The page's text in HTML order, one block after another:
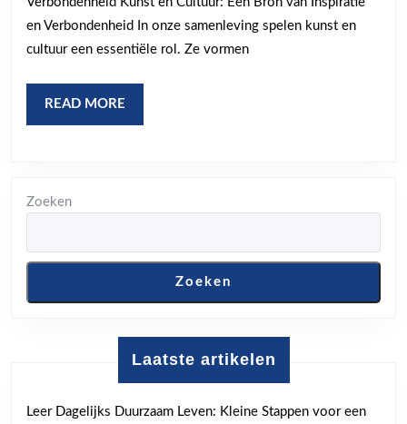
en
Cultuur
en Verbondenheid In onze samenleving spelen kunst en
cultuur een essentiële rol. Ze vormen
READ MORE
MORE
Zoeken
Zoeken
Laatste artikelen
Leer Dagelijks Duurzaam Leven: Kleine Stappen voor een